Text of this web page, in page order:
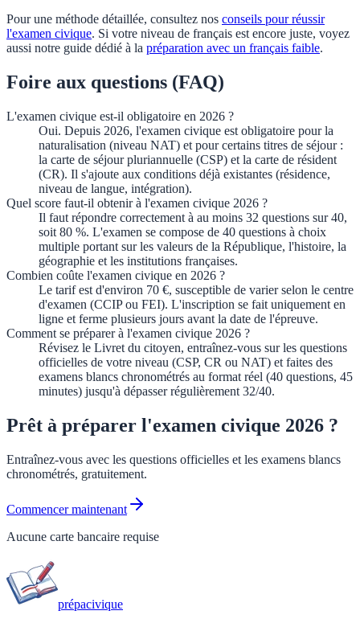
Pour une méthode détaillée, consultez nos conseils pour réussir
l'examen civique. Si votre niveau de français est encore juste, voyez
aussi notre guide dédié à la préparation avec un français faible.
Foire aux questions (FAQ)
L'examen civique est-il obligatoire en 2026 ?
Oui. Depuis 2026, l'examen civique est obligatoire pour la
naturalisation (niveau NAT) et pour certains titres de séjour :
la carte de séjour pluriannuelle (CSP) et la carte de résident
(CR). Il s'ajoute aux conditions déjà existantes (résidence,
niveau de langue, intégration).
Quel score faut-il obtenir à l'examen civique 2026 ?
Il faut répondre correctement à au moins 32 questions sur 40,
soit 80 %. L'examen se compose de 40 questions à choix
multiple portant sur les valeurs de la République, l'histoire, la
géographie et les institutions françaises.
Combien coûte l'examen civique en 2026 ?
Le tarif est d'environ 70 €, susceptible de varier selon le centre
d'examen (CCIP ou FEI). L'inscription se fait uniquement en
ligne et ferme plusieurs jours avant la date de l'épreuve.
Comment se préparer à l'examen civique 2026 ?
Révisez le Livret du citoyen, entraînez-vous sur les questions
officielles de votre niveau (CSP, CR ou NAT) et faites des
examens blancs chronométrés au format réel (40 questions, 45
minutes) jusqu'à dépasser régulièrement 32/40.
Prêt à préparer l'examen civique 2026 ?
Entraînez-vous avec les questions officielles et les examens blancs
chronométrés, gratuitement.
Commencer maintenant
Aucune carte bancaire requise
prépacivique